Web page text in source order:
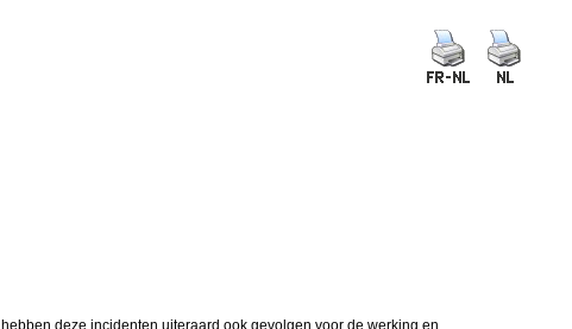
deze incidenten uiteraard ook gevolgen voor de werking en